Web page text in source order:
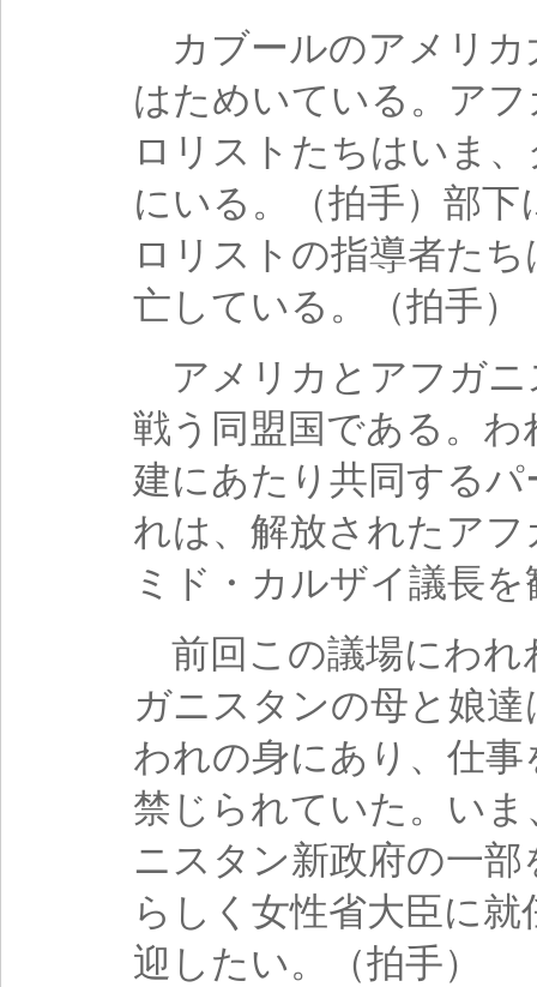
カブールのアメリカ
はためいている。ア
ロリストたちはいま
にいる。（拍手）部
ロリストの指導者た
亡している。（拍手）
アメリカとアフガニ
戦う同盟国である。
建にあたり共同する
れは、解放されたア
ミド・カルザイ議長
前回この議場にわれ
ガニスタンの母と娘
われの身にあり、仕
禁じられていた。い
ニスタン新政府の一
らしく女性省大臣に
迎したい。（拍手）